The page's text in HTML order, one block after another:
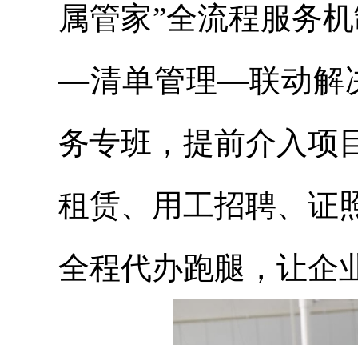
属管家”全流程服务
—清单管理—联动解
务专班，提前介入项
租赁、用工招聘、证
全程代办跑腿，让企